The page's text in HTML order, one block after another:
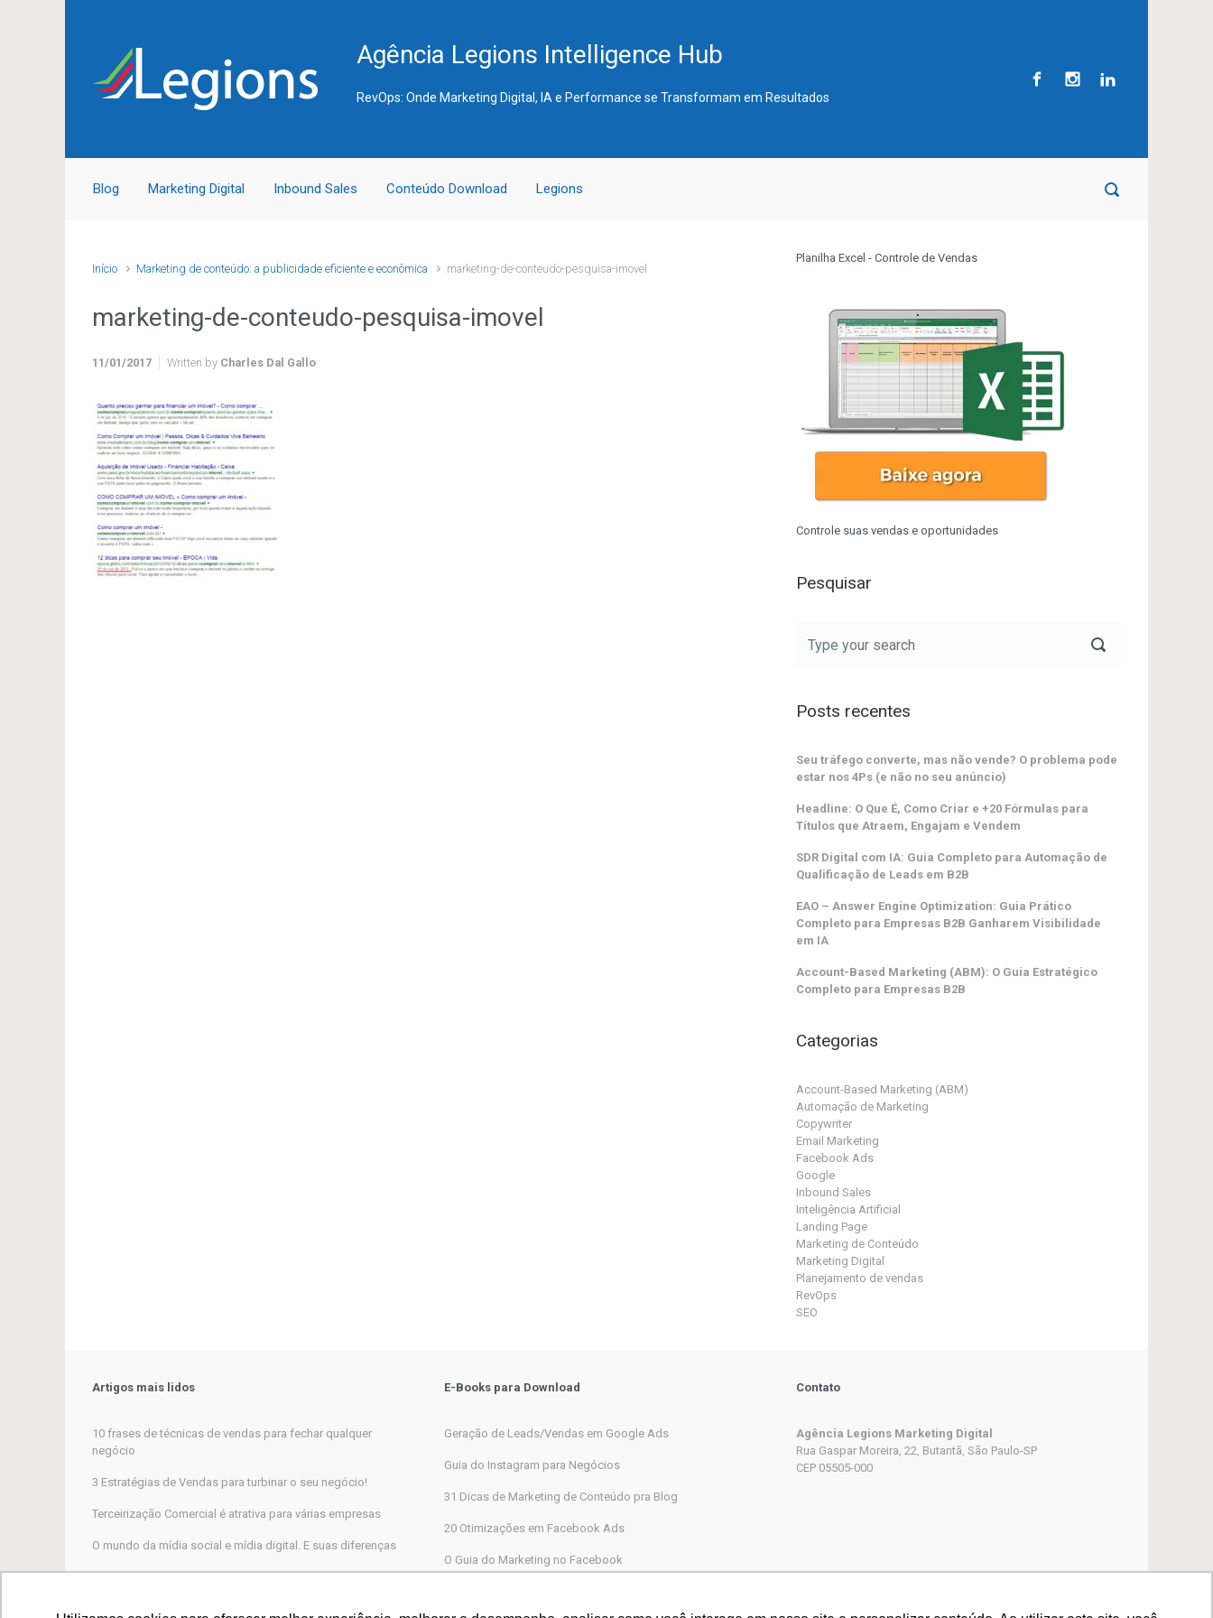
Agência Legions Intelligence Hub
RevOps: Onde Marketing Digital, IA e Performance se Transformam em Resultados
Blog Marketing Digital Inbound Sales Conteúdo Download Legions
Início Marketing de conteúdo: a publicidade eficiente e econômica marketing-de-conteudo-pesquisa-imovel
marketing-de-conteudo-pesquisa-imovel
11/01/2017 Written by Charles Dal Gallo
Planilha Excel - Controle de Vendas
Controle suas vendas e oportunidades
Pesquisar
Posts recentes
Seu tráfego converte, mas não vende? O problema pode
estar nos 4Ps (e não no seu anúncio)
Headline: O Que É, Como Criar e +20 Fórmulas para
Títulos que Atraem, Engajam e Vendem
SDR Digital com IA: Guia Completo para Automação de
Qualificação de Leads em B2B
EAO – Answer Engine Optimization: Guia Prático
Completo para Empresas B2B Ganharem Visibilidade
em IA
Account-Based Marketing (ABM): O Guia Estratégico
Completo para Empresas B2B
Categorias
Account-Based Marketing (ABM)
Automação de Marketing
Copywriter
Email Marketing
Facebook Ads
Google
Inbound Sales
Inteligência Artificial
Landing Page
Marketing de Conteúdo
Marketing Digital
Planejamento de vendas
RevOps
SEO
Artigos mais lidos
10 frases de técnicas de vendas para fechar qualquer
negócio
3 Estratégias de Vendas para turbinar o seu negócio!
Terceirização Comercial é atrativa para várias empresas
O mundo da mídia social e mídia digital. E suas diferenças
Marketing Digital, por que não funciona para a maioria das
E-Books para Download
Geração de Leads/Vendas em Google Ads
Guia do Instagram para Negócios
31 Dicas de Marketing de Conteúdo pra Blog
20 Otimizações em Facebook Ads
O Guia do Marketing no Facebook
Contato
Agência Legions Marketing Digital
Rua Gaspar Moreira, 22, Butantã, São Paulo-SP
CEP 05505-000